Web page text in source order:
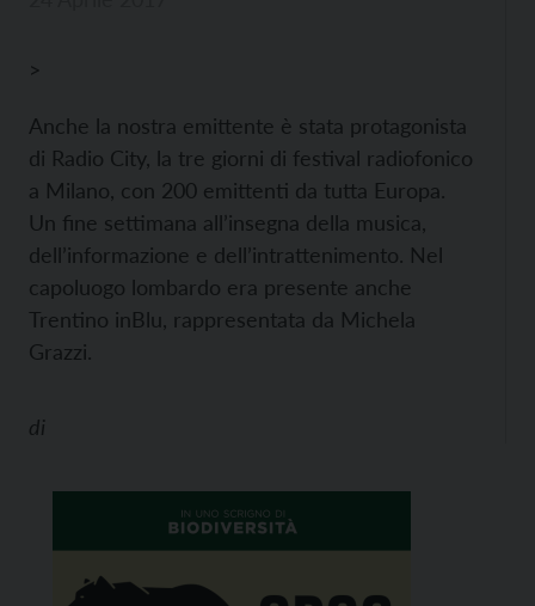
>
Anche la nostra emittente è stata protagonista
di Radio City, la tre giorni di festival radiofonico
a Milano, con 200 emittenti da tutta Europa.
Un fine settimana all’insegna della musica,
dell’informazione e dell’intrattenimento. Nel
capoluogo lombardo era presente anche
Trentino inBlu, rappresentata da Michela
Grazzi.
di